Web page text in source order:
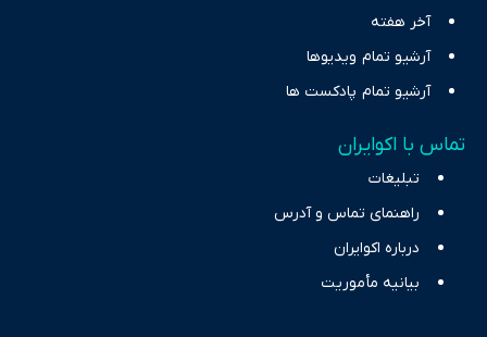
آخر هفته
آرشیو تمام ویدیوها
آرشیو تمام پادکست ها
تماس با اکوایران
تبلیغات
راهنمای تماس و آدرس
درباره اکوایران
بیانیه مأموریت